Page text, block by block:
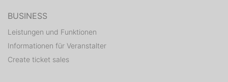
BUSINESS
Leistungen und Funktionen
Informationen für Veranstalter
Create ticket sales